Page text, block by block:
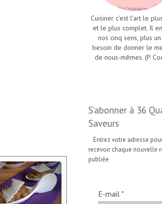
Cuisiner c'est l'art le
et le plus complet. Il
nos cinq sens, plus
besoin de donner le
de nous-mêmes. (P.
S’abonner à 36
Saveurs
Entrez votre adresse
recevoir chaque nouvelle
publiée
E-mail*